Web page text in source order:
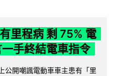
里程病 剩 75% 電
手終結電車指令
公開嘲諷電動車車主患有「里